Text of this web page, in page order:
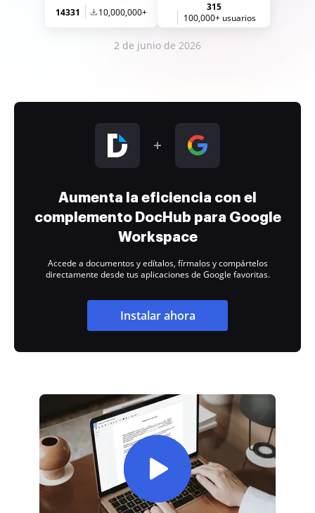
14331 10,000,000+
315
100,000+ usuarios
2 de junio de 2026
Aumenta la eficiencia con el
complemento DocHub para Google
Workspace
Accede a documentos y edítalos, fírmalos y compártelos
directamente desde tus aplicaciones de Google favoritas.
Instalar ahora